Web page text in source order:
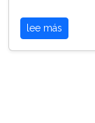
lee más